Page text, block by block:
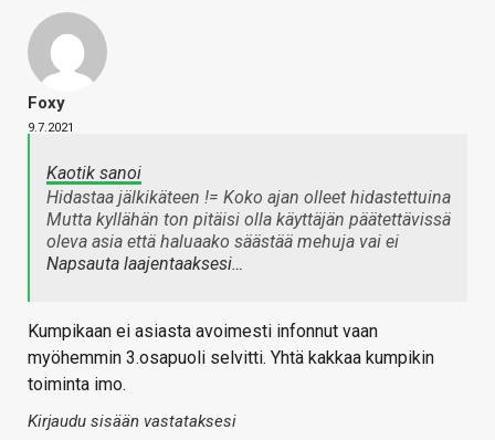
Foxy
9.7.2021
Kaotik sanoi
Hidastaa jälkikäteen != Koko ajan olleet hidastettuina
Mutta kyllähän ton pitäisi olla käyttäjän päätettävissä
oleva asia että haluaako säästää mehuja vai ei
Napsauta laajentaaksesi…
Kumpikaan ei asiasta avoimesti infonnut vaan
myöhemmin 3.osapuoli selvitti. Yhtä kakkaa kumpikin
toiminta imo.
Kirjaudu sisään vastataksesi